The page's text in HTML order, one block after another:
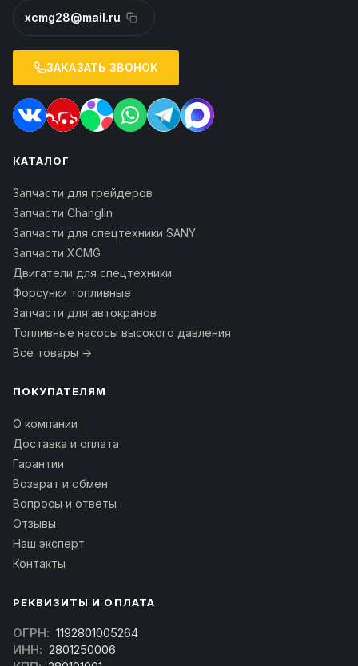
xcmg28@mail.ru
ЗАКАЗАТЬ ЗВОНОК
КАТАЛОГ
Запчасти для грейдеров
Запчасти Changlin
Запчасти для спецтехники SANY
Запчасти XCMG
Двигатели для спецтехники
Форсунки топливные
Запчасти для автокранов
Топливные насосы высокого давления
Все товары →
ПОКУПАТЕЛЯМ
О компании
Доставка и оплата
Гарантии
Возврат и обмен
Вопросы и ответы
Отзывы
Наш эксперт
Контакты
РЕКВИЗИТЫ И ОПЛАТА
ОГРН: 1192801005264
ИНН: 2801250006